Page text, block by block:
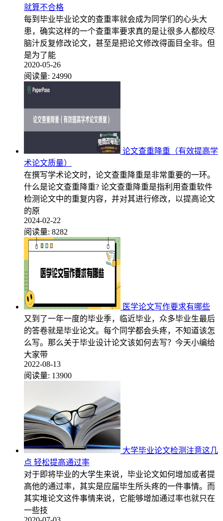
就算不合格
每到毕业毕业论文的查重率就会成为同学们的心头大
患，确实这样的一个查重率要求真的是让很多人都绞尽
脑汁反复修改论文，甚至是把论文修改得面目全非。但
是为了能
2020-05-26
阅读量: 24990
论文查重降重（有效提高学
术论文质量）
在撰写学术论文时，论文查重降重是非常重要的一环。
什么是论文查重降重? 论文查重降重是指利用查重软件
检测论文中的重复内容，并对其进行修改，以提高论文
的原
2024-02-22
阅读量: 8282
医学论文写作要求有哪些
又到了一年一度的毕业季，临近毕业，众多毕业生最后
的答卷就是毕业论文。每个同学都会头疼，不知道该怎
么写。那么关于毕业设计论文该如何去写？今天小编给
大家带
2022-08-13
阅读量: 13900
大学毕业论文检测注意这几
点 轻松提高通过率
对于即将毕业的大学生来说，毕业论文如何增加或者提
高他的通过率，其实是应届毕生所头疼的一件事情。而
其实堆论文这件事情来说，它能够增加通过率也就只在
一些技